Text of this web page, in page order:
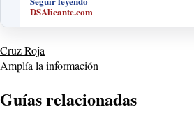
DSAlicante.com
Cruz Roja
Amplía la información
Guías relacionadas